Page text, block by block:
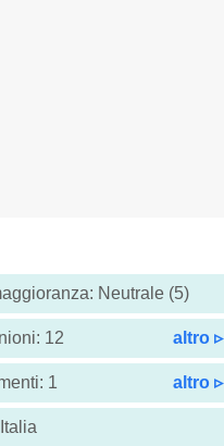
Neutrale (5)
12 altro ▹
1 altro ▹